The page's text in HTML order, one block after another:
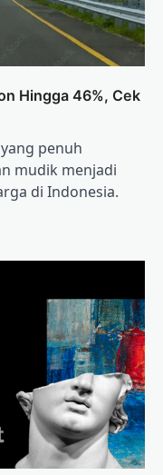
Hingga 46%, Cek
penuh
mudik menjadi
di Indonesia.